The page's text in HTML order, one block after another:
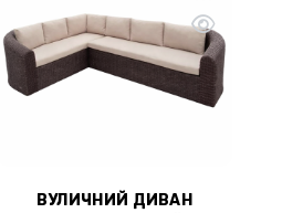
ВУЛИЧНИЙ ДИВАН